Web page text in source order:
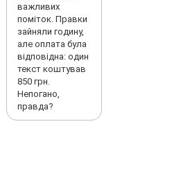
важливих
поміток. Правки
зайняли годину,
але оплата була
відповідна: один
текст коштував
850 грн.
Непогано,
правда?